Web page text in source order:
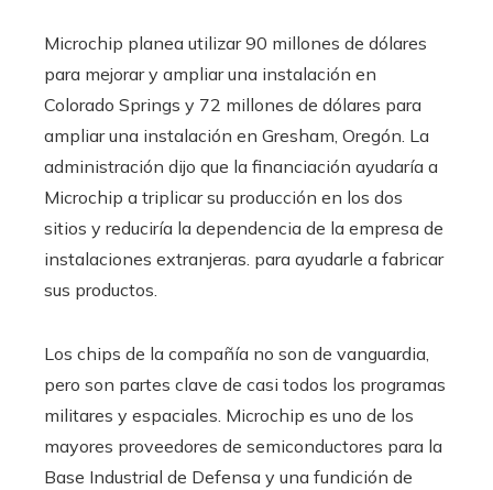
Microchip planea utilizar 90 millones de dólares
para mejorar y ampliar una instalación en
Colorado Springs y 72 millones de dólares para
ampliar una instalación en Gresham, Oregón. La
administración dijo que la financiación ayudaría a
Microchip a triplicar su producción en los dos
sitios y reduciría la dependencia de la empresa de
instalaciones extranjeras. para ayudarle a fabricar
sus productos.
Los chips de la compañía no son de vanguardia,
pero son partes clave de casi todos los programas
militares y espaciales. Microchip es uno de los
mayores proveedores de semiconductores para la
Base Industrial de Defensa y una fundición de